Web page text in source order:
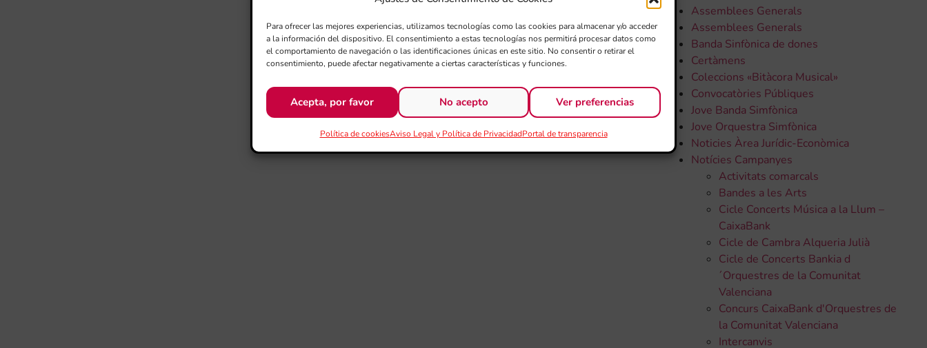
Para ofrecer las mejores experiencias, utilizamos tecnologías como las cookies para almacenar y/o acceder
a la información del dispositivo. El consentimiento a estas tecnologías nos permitirá procesar datos como
el comportamiento de navegación o las identificaciones únicas en este sitio. No consentir o retirar el
consentimiento, puede afectar negativamente a ciertas características y funciones.
Acepta, por favor No acepto Ver preferencias
Política de cookiesAviso Legal y Política de PrivacidadPortal de transparencia
Assemblees Generals
Assemblees Generals
Banda Sinfònica de dones
Certàmens
Coleccions «Bitàcora Musical»
Convocatòries Públiques
Jove Banda Simfònica
Jove Orquestra Simfònica
Noticies Àrea Jurídic-Econòmica
Notícies Campanyes
Activitats comarcals
Bandes a les Arts
Cicle Concerts Música a la Llum –
CaixaBank
Cicle de Cambra Alqueria Julià
Cicle de Concerts Bankia d
´Orquestres de la Comunitat
Valenciana
Concurs CaixaBank d'Orquestres de
la Comunitat Valenciana
Intercanvis